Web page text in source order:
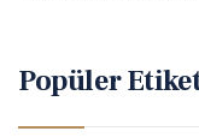
Popüler